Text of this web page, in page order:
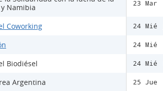
Namibia
Coworking
Biodiésel
Argentina
23 Mar
24 Mié
24 Mié
24 Mié
25 Jue